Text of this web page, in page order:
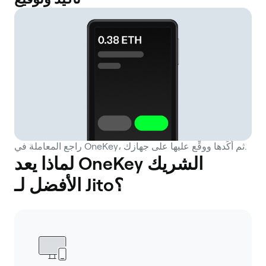
راجع المعاملة في OneKey، ثم أكِّدها ووقِّع عليها على جهازك.
لماذا يعد OneKey الشريك
الأفضل لـ Jito؟